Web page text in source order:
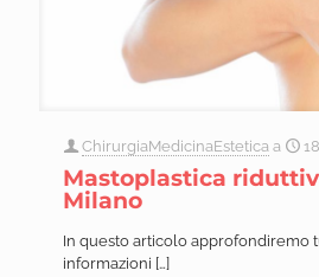
ChirurgiaMedicinaEstetica a
Mastoplastica
Milano
In questo articolo approfondiremo
informazioni […]